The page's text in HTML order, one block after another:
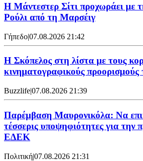
Η Μάντεστερ Σίτι προχωράει με
Ρούλι από τη Μαρσέιγ
Γήπεδο|07.08.2026 21:42
Η Σκόπελος στη λίστα με τους
κινηματογραφικούς
Buzzlife|07.08.2026 21:39
Παρέμβαση Μαυρονικόλα: Να
τέσσερις υποψηφιότητες για την
ΕΔΕΚ
Πολιτική|07.08.2026 21:31